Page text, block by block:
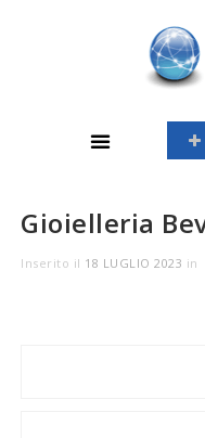
Gioielleria
Inserito il 18 LUGLIO 2023 in